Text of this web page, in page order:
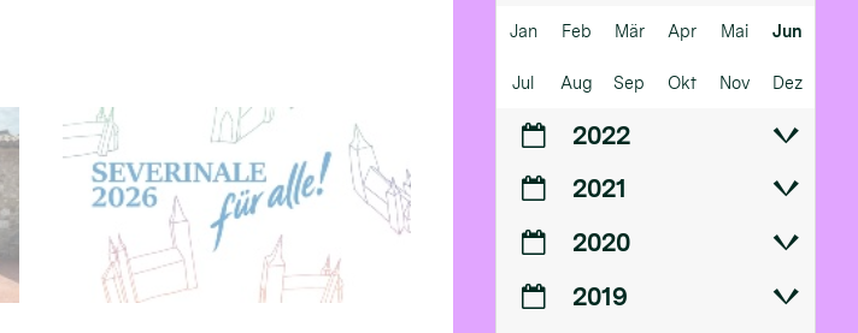
Jan Feb Mär Apr Mai Jun
Jul Aug Sep Okt Nov Dez
2022
2021
2020
2019